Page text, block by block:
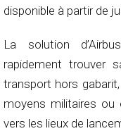
disponible à partir de
La solution
rapidement trouver
transport hors
moyens militaires ou
vers les lieux de